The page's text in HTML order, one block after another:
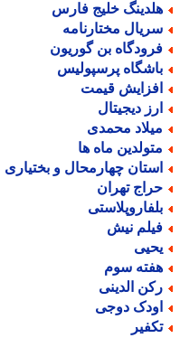
خلیج فارس
مختارنامه
بن گوریون
پرسپولیس
قیمت
دیجیتال
محمدی
ماه ها
چهارمحال و بختیاری
تهران
نیش
سوم
الدینی
دوجی